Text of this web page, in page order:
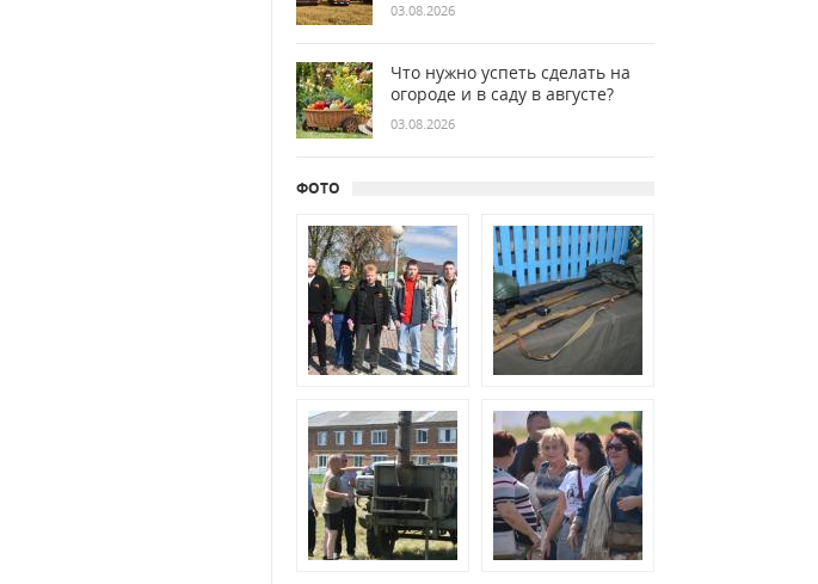
03.08.2026
Что нужно успеть сделать на
огороде и в саду в августе?
03.08.2026
ФОТО